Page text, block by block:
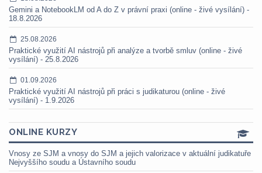
Gemini a NotebookLM od A do Z v právní praxi (online - živé vysílání) -
18.8.2026
25.08.2026
Praktické využití AI nástrojů při analýze a tvorbě smluv (online - živé
vysílání) - 25.8.2026
01.09.2026
Praktické využití AI nástrojů při práci s judikaturou (online - živé
vysílání) - 1.9.2026
ONLINE KURZY
Vnosy ze SJM a vnosy do SJM a jejich valorizace v aktuální judikatuře
Nejvyššího soudu a Ústavního soudu